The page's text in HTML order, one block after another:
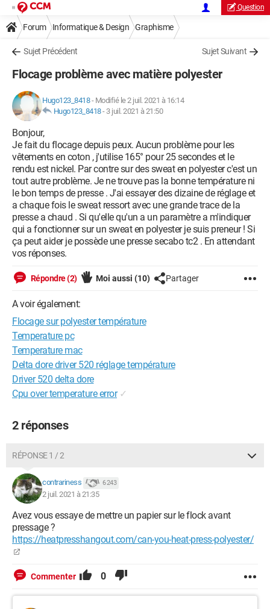
Question
Forum Informatique & Design Graphisme
Sujet Précédent Sujet Suivant
Flocage problème avec matière polyester
Hugo123_8418- Modifié le 2 juil. 2021 à 16:14
Hugo123_8418- 3 juil. 2021 à 21:50
Bonjour,
Je fait du flocage depuis peux. Aucun problème pour les
vêtements en coton , j'utilise 165° pour 25 secondes et le
rendu est nickel. Par contre sur des sweat en polyester c'est un
tout autre problème. Je ne trouve pas la bonne température ni
le bon temps de presse . J'ai essayer des dizaine de réglage et
a chaque fois le sweat ressort avec une grande trace de la
presse a chaud . Si qu'elle qu'un a un paramètre a m'indiquer
qui a fonctionner sur un sweat en polyester je suis preneur ! Si
ça peut aider je possède une presse secabo tc2 . En attendant
vos réponses.
Répondre (2) Moi aussi (10) Partager
A voir également:
Flocage sur polyester température
Temperature pc
Temperature mac
Delta dore driver 520 réglage température
Driver 520 delta dore
Cpu over temperature error ✓
2 réponses
RÉPONSE 1 / 2
contrariness 6 243
2 juil. 2021 à 21:35
Avez vous essaye de mettre un papier sur le flock avant
pressage ?
https://heatpresshangout.com/can-you-heat-press-polyester/
Commenter 0